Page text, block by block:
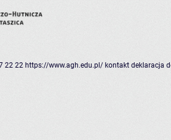
22 22 https://www.agh.edu.pl/ kontakt deklaracja